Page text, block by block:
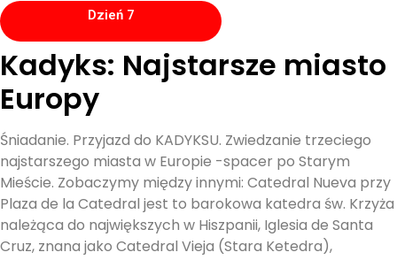
Dzień 7
Kadyks: Najstarsze miasto
Europy
Śniadanie. Przyjazd do KADYKSU. Zwiedzanie trzeciego
najstarszego miasta w Europie -spacer po Starym
Mieście. Zobaczymy między innymi: Catedral Nueva przy
Plaza de la Catedral jest to barokowa katedra św. Krzyża
należąca do największych w Hiszpanii, Iglesia de Santa
Cruz, znana jako Catedral Vieja (Stara Ketedra),